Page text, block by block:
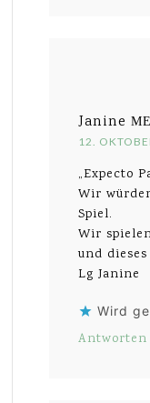
Janine
12.
„Expecto
Wir
Spiel.
Wir
und
Lg Janine
Wird
Antworten